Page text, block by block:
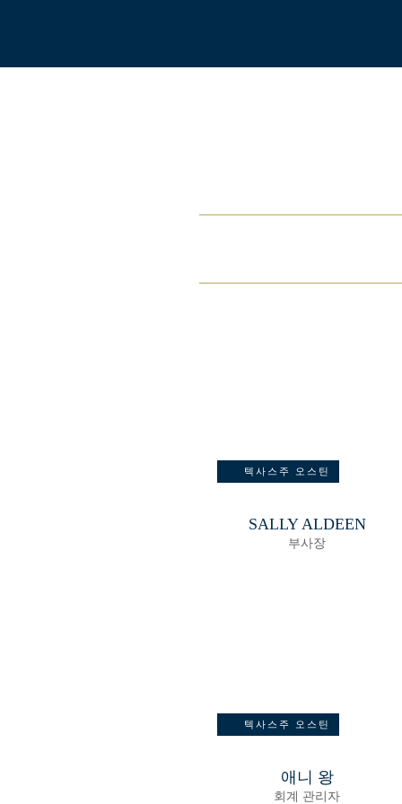
텍사스주 오스틴
SALLY ALDEEN
부사장
텍사스주 오스틴
애니 왕
회계 관리자